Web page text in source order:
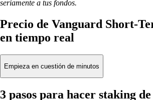
seriamente a tus fondos.
Precio de Vanguard Short-
en tiempo real
Empieza en cuestión de minutos
3 pasos para hacer staking